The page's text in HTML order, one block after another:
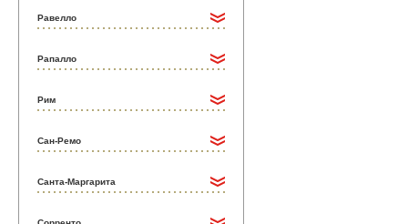
Равелло
Рапалло
Рим
Сан-Ремо
Санта-Маргарита